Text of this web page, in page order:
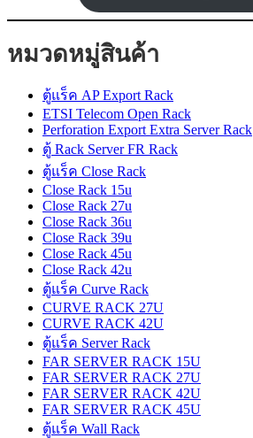
หมวดหมู่สินค้า
ตู้แร็ค AP Export Rack
ETSI Telecom Open Rack
Perforation Export Extra Server Rack
ตู้ Rack Server FR Rack
ตู้แร็ค Close Rack
Close Rack 15u
Close Rack 27u
Close Rack 36u
Close Rack 39u
Close Rack 45u
Close Rack 42u
ตู้แร็ค Curve Rack
CURVE RACK 27U
CURVE RACK 42U
ตู้แร็ค Server Rack
FAR SERVER RACK 15U
FAR SERVER RACK 27U
FAR SERVER RACK 42U
FAR SERVER RACK 45U
ตู้แร็ค Wall Rack